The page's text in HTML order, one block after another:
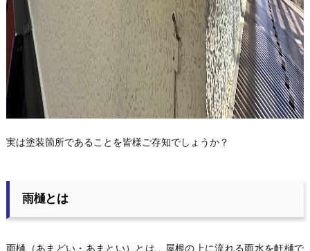
実は塗装箇所であることを皆様ご存知でしょうか？
雨樋とは
雨樋（あまどい・あまとい）とは、屋根の上に流れる雨水を軒樋で